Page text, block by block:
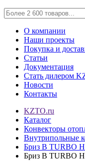
О компании
Наши проекты
Покупка и
Статьи
Документация
Стать дилером
Новости
Контакты
KZTO.ru
Каталог
Конвекторы
Внутрипольные
Бриз В TURBO
Бриз В TURBO